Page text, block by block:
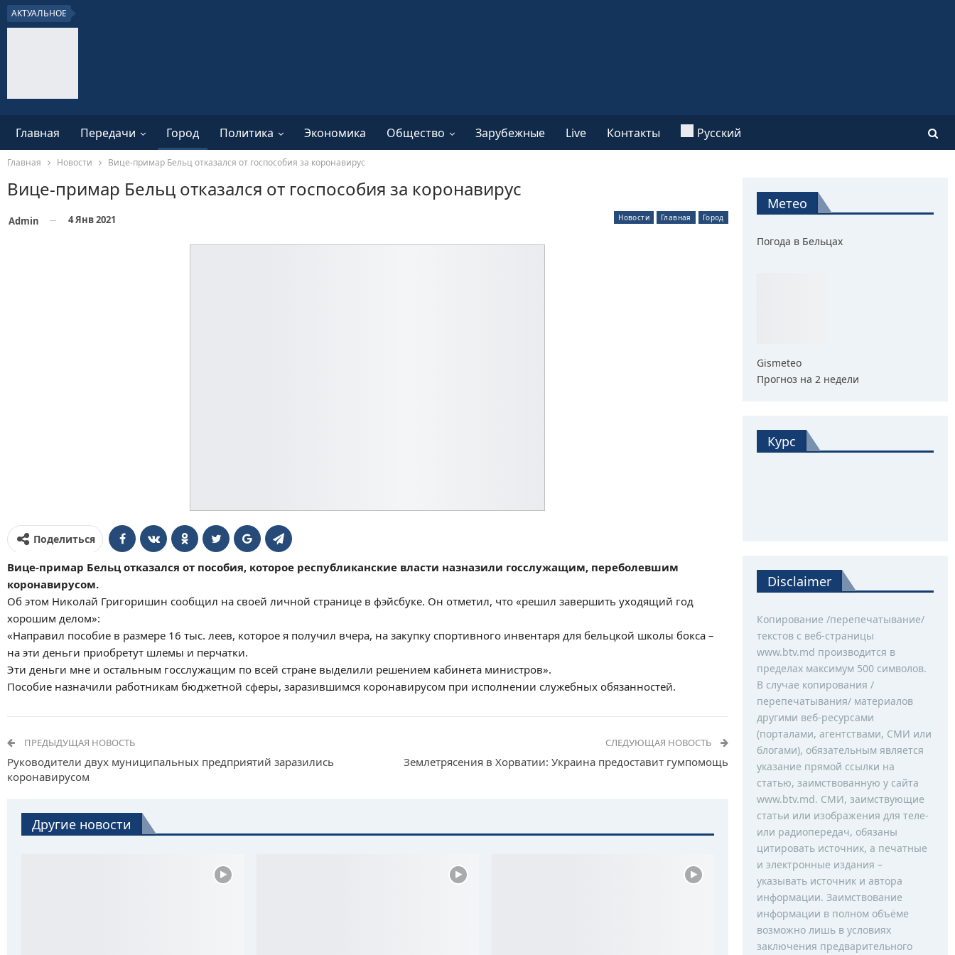
АКТУАЛЬНОЕ
Главная Передачи Город Политика Экономика Общество Зарубежные Live Контакты Русский
Главная Новости Вице-примар Бельц отказался от госпособия за коронавирус
Вице-примар Бельц отказался от госпособия за коронавирус
Новости Главная Город
Admin 4 Янв 2021
Поделиться
Вице-примар Бельц отказался от пособия, которое республиканские власти назназили госслужащим, переболевшим
коронавирусом.
Об этом Николай Григоришин сообщил на своей личной странице в фэйсбуке. Он отметил, что «решил завершить уходящий год
хорошим делом»:
«Направил пособие в размере 16 тыс. леев, которое я получил вчера, на закупку спортивного инвентаря для бельцкой школы бокса –
на эти деньги приобретут шлемы и перчатки.
Эти деньги мне и остальным госслужащим по всей стране выделили решением кабинета министров».
Пособие назначили работникам бюджетной сферы, заразившимся коронавирусом при исполнении служебных обязанностей.
ПРЕДЫДУЩАЯ НОВОСТЬ
Руководители двух муниципальных предприятий заразились
коронавирусом
СЛЕДУЮЩАЯ НОВОСТЬ
Землетрясения в Хорватии: Украина предоставит гумпомощь
Другие новости
Метео
Погода в Бельцах
Gismeteo
Прогноз на 2 недели
Курс
Disclaimer
Копирование /перепечатывание/
текстов с веб-страницы
www.btv.md производится в
пределах максимум 500 символов.
В случае копирования /
перепечатывания/ материалов
другими веб-ресурсами
(порталами, агентствами, СМИ или
блогами), обязательным является
указание прямой ссылки на
статью, заимствованную у сайта
www.btv.md. СМИ, заимствующие
статьи или изображения для теле-
или радиопередач, обязаны
цитировать источник, а печатные
и электронные издания –
указывать источник и автора
информации. Заимствование
информации в полном объёме
возможно лишь в условиях
заключения предварительного